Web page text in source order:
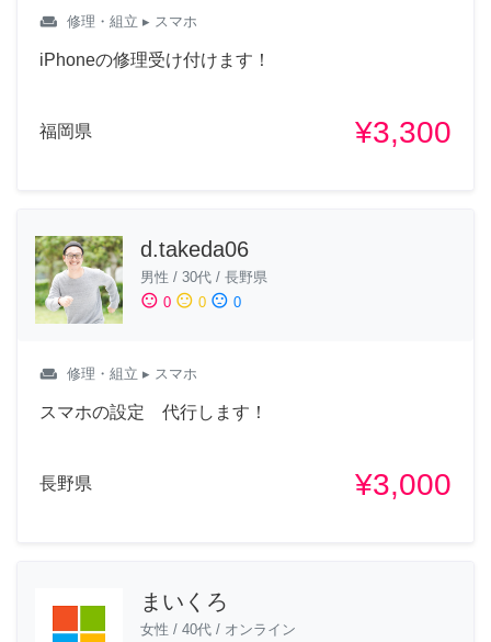
weekend 修理・組立 ▸ スマホ
iPhoneの修理受け付けます！
福岡県 ¥3,300
d.takeda06
男性 / 30代 / 長野県
sentiment_satisfied 0 sentiment_neutral 0 sentiment_dissatisfied 0
weekend 修理・組立 ▸ スマホ
スマホの設定 代行します！
長野県 ¥3,000
まいくろ
女性 / 40代 / オンライン